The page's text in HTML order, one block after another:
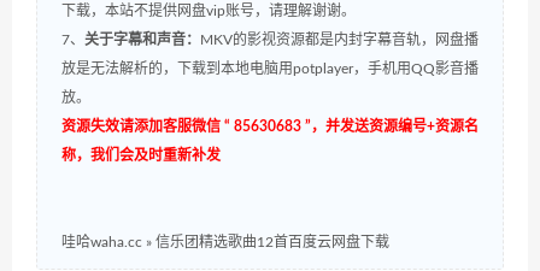
下载，本站不提供网盘vip账号，请理解谢谢。
7、 关于字幕和声音：
MKV的影视资源都是内封字幕音轨，网盘播
放是无法解析的，下载到本地电脑用potplayer，手机用QQ影音播
放。
资源失效请添加客服微信 “ 85630683 ”，并发送资源编号+资源名
称，我们会及时重新补发
哇哈waha.cc » 信乐团精选歌曲12首百度云网盘下载